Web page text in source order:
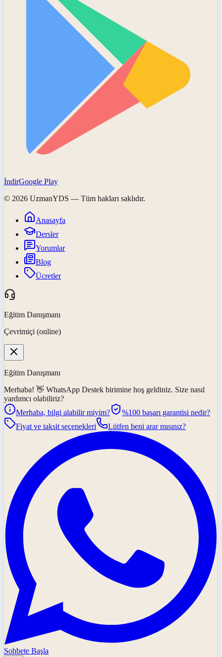
İndirGoogle Play
© 2026 UzmanYDS — Tüm hakları saklıdır.
Anasayfa
Dersler
Yorumlar
Blog
Ücretler
Eğitim Danışmanı
Çevrimiçi (online)
Eğitim Danışmanı
Merhaba! 👋 WhatsApp Destek birimine hoş geldiniz. Size nasıl
yardımcı olabiliriz?
Merhaba, bilgi alabilir miyim?
%100 başarı garantisi nedir?
Fiyat ve taksit seçenekleri
Lütfen beni arar mısınız?
Sohbete Başla